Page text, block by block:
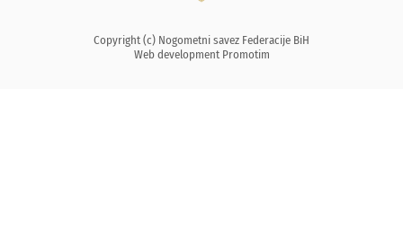
Copyright (c) Nogometni savez Federacije BiH
Web development Promotim